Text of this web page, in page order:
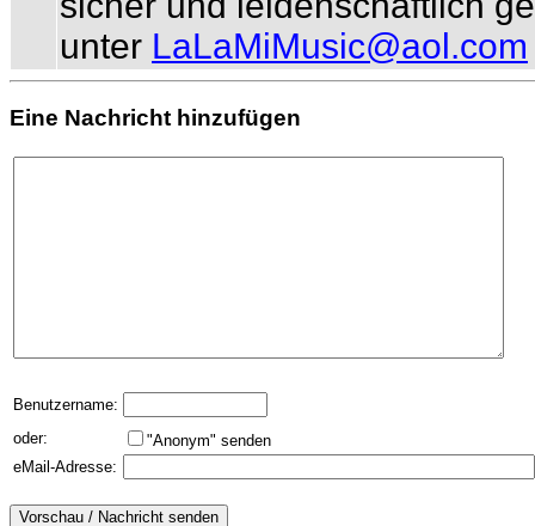
unter LaLaMiMusic@aol.com
Eine Nachricht hinzufügen
Benutzername:
oder:
"Anonym" senden
eMail-Adresse: